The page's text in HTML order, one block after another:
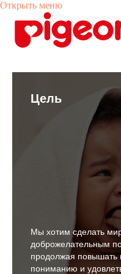
Качество
Качество
Открыть меню
Ссылка 1
Ссылка 2
Цель
Мы хотим сделать
доброжелательным
продолжая повышать
пониманию и